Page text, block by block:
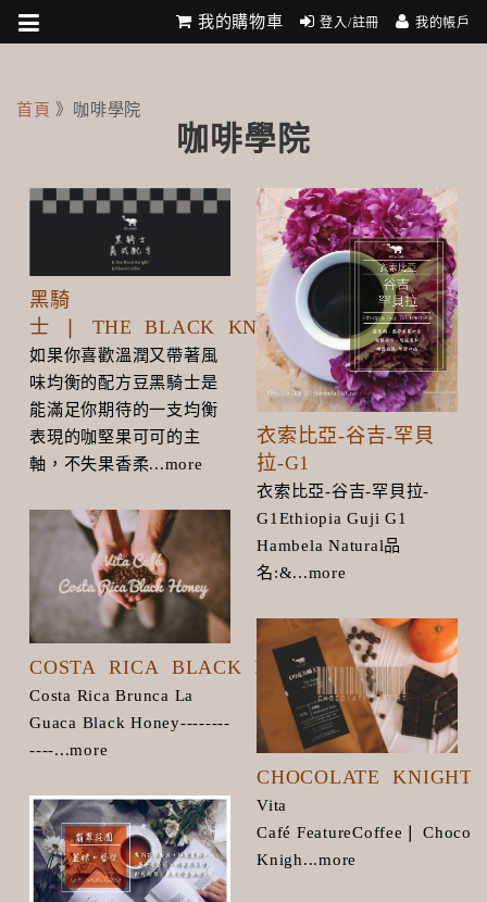
我的購物車 登入/註冊 我的帳戶
首頁 》咖啡學院
咖啡學院
黑騎
士 ❘ THE BLACK KNIGHT
如果你喜歡溫潤又帶著風
味均衡的配方豆黑騎士是
能滿足你期待的一支均衡
表現的咖堅果可可的主
軸，不失果香柔...more
COSTA RICA BLACK HONEY
Costa Rica Brunca La
Guaca Black Honey--------
----...more
衣索比亞-谷吉-罕貝
拉-G1
衣索比亞-谷吉-罕貝拉-
G1Ethiopia Guji G1
Hambela Natural品
名:&...more
CHOCOLATE KNIGHT
Vita
Café FeatureCoffee❘
Knigh...more